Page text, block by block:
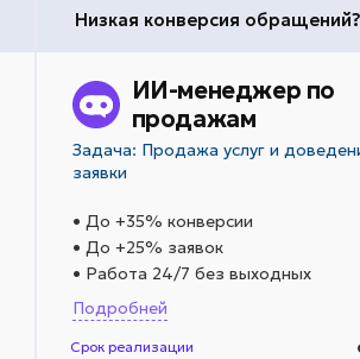
Низкая конверсия обращений?
ИИ-менеджер по
продажам
Задача: Продажа услуг и
заявки
• До +35% конверсии
• До +25% заявок
• Работа 24/7 без выходных
Подробней
Срок реализации